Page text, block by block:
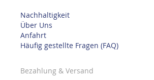
Nachhaltigkeit
Über Uns
Anfahrt
Häufig gestellte Fragen (FAQ)
Bezahlung & Versand